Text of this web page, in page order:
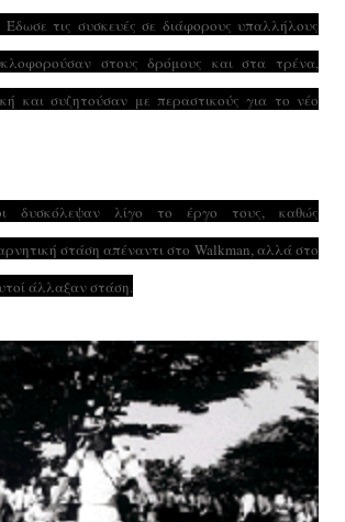
τις συσκευές σε διάφορους υπαλλήλους
στους δρόμους και στα τρένα,
και συζητούσαν με περαστικούς για το νέο
δυσκόλεψαν λίγο το έργο τους, καθώς
στάση απέναντι στο Walkman, αλλά στο
άλλαξαν στάση.